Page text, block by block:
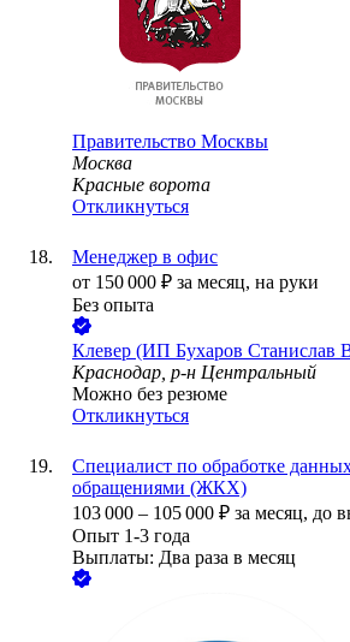
Правительство Москвы
Москва
Красные ворота
Откликнуться
Менеджер в офис
от 150 000 ₽ за месяц, на руки
Без опыта
Клевер (ИП Бухаров Станислав
Краснодар, р-н Центральный
Можно без резюме
Откликнуться
Специалист по обработке
обращениями (ЖКХ)
103 000 – 105 000 ₽ за месяц, до
Опыт 1-3 года
Выплаты: Два раза в месяц